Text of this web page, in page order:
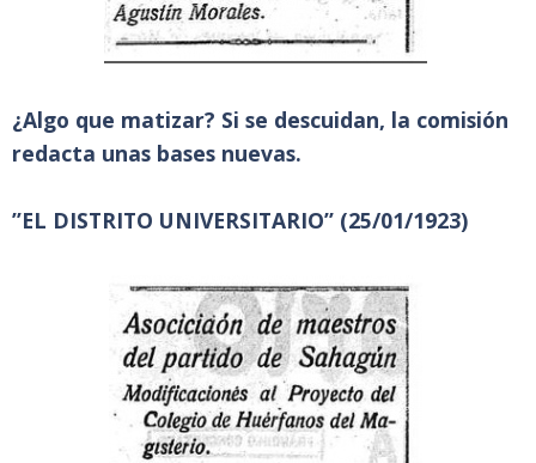
¿Algo que matizar? Si se descuidan, la comisión
redacta unas bases nuevas.
”EL DISTRITO UNIVERSITARIO” (25/01/1923)